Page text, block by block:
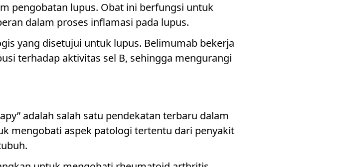
pengobatan lupus. Obat ini berfungsi untuk
dalam proses inflamasi pada lupus.
yang disetujui untuk lupus. Belimumab bekerja
terhadap aktivitas sel B, sehingga mengurangi
adalah salah satu pendekatan terbaru dalam
mengobati aspek patologi tertentu dari penyakit